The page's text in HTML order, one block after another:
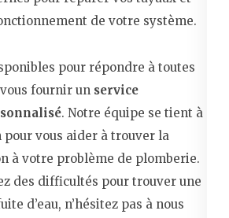
de votre système.
pour répondre à toutes
fournir un service
. Notre équipe se tient à
vous aider à trouver la
à votre problème de plomberie.
des difficultés pour trouver une
d’eau, n’hésitez pas à nous